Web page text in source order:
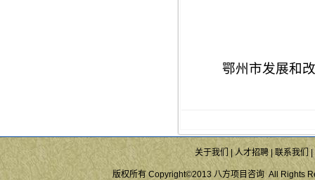
鄂州市发展和改
关于我们 |人才招聘| 联系我们
版权所有 Copyright©2013 八方项目咨询 All Rights